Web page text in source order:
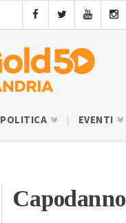
POLITICA EVENTI